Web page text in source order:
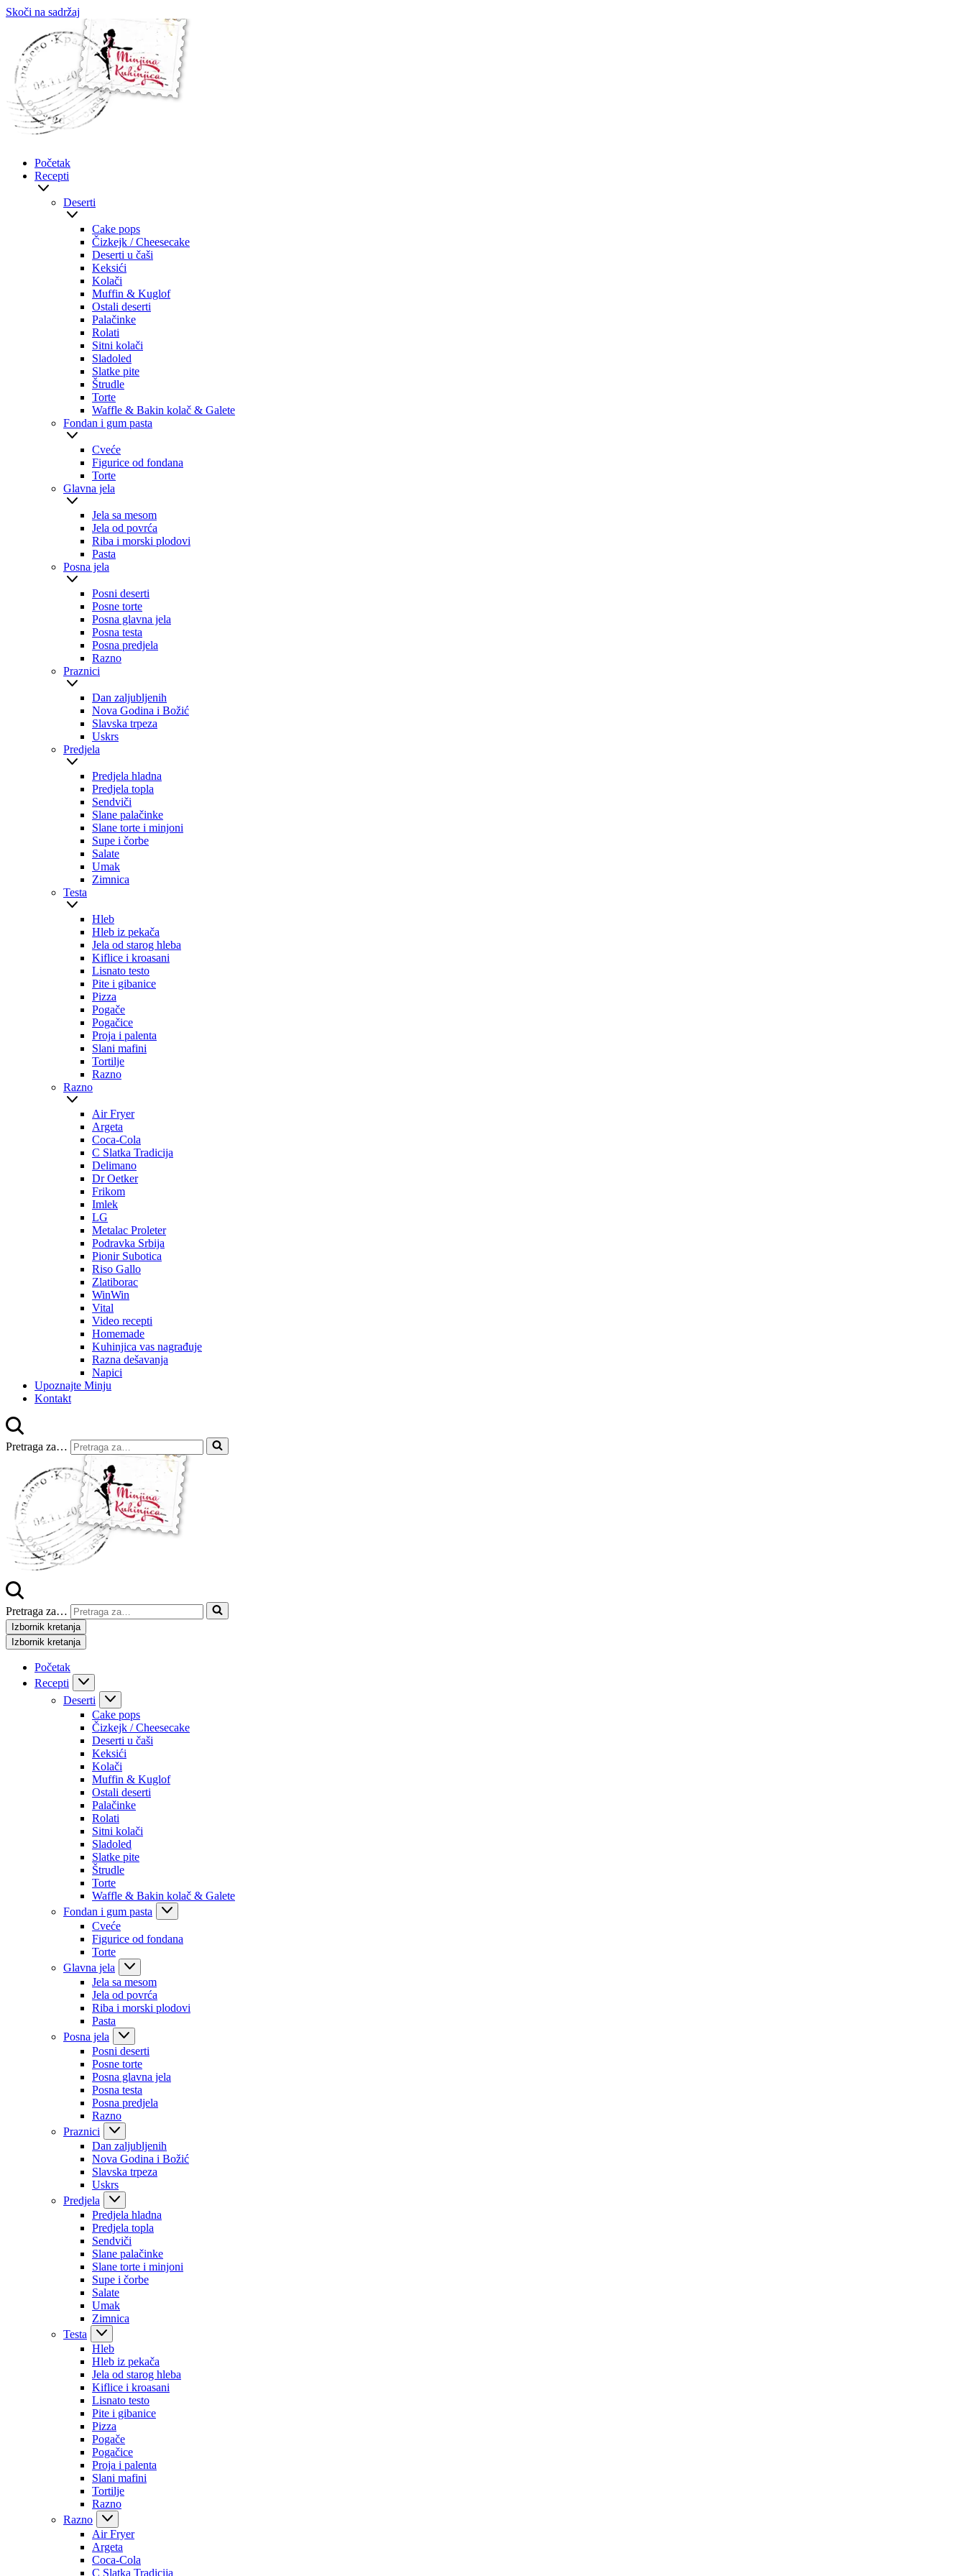
Skoči na sadržaj
Početak
Recepti
Deserti
Cake pops
Čizkejk / Cheesecake
Deserti u čaši
Keksići
Kolači
Muffin & Kuglof
Ostali deserti
Palačinke
Rolati
Sitni kolači
Sladoled
Slatke pite
Štrudle
Torte
Waffle & Bakin kolač & Galete
Fondan i gum pasta
Cveće
Figurice od fondana
Torte
Glavna jela
Jela sa mesom
Jela od povrća
Riba i morski plodovi
Pasta
Posna jela
Posni deserti
Posne torte
Posna glavna jela
Posna testa
Posna predjela
Razno
Praznici
Dan zaljubljenih
Nova Godina i Božić
Slavska trpeza
Uskrs
Predjela
Predjela hladna
Predjela topla
Sendviči
Slane palačinke
Slane torte i minjoni
Supe i čorbe
Salate
Umak
Zimnica
Testa
Hleb
Hleb iz pekača
Jela od starog hleba
Kiflice i kroasani
Lisnato testo
Pite i gibanice
Pizza
Pogače
Pogačice
Proja i palenta
Slani mafini
Tortilje
Razno
Razno
Air Fryer
Argeta
Coca-Cola
C Slatka Tradicija
Delimano
Dr Oetker
Frikom
Imlek
LG
Metalac Proleter
Podravka Srbija
Pionir Subotica
Riso Gallo
Zlatiborac
WinWin
Vital
Video recepti
Homemade
Kuhinjica vas nagrađuje
Razna dešavanja
Napici
Upoznajte Minju
Kontakt
Pretraga za…
Pretraga za…
Izbornik kretanja
Izbornik kretanja
Početak
Recepti
Deserti
Cake pops
Čizkejk / Cheesecake
Deserti u čaši
Keksići
Kolači
Muffin & Kuglof
Ostali deserti
Palačinke
Rolati
Sitni kolači
Sladoled
Slatke pite
Štrudle
Torte
Waffle & Bakin kolač & Galete
Fondan i gum pasta
Cveće
Figurice od fondana
Torte
Glavna jela
Jela sa mesom
Jela od povrća
Riba i morski plodovi
Pasta
Posna jela
Posni deserti
Posne torte
Posna glavna jela
Posna testa
Posna predjela
Razno
Praznici
Dan zaljubljenih
Nova Godina i Božić
Slavska trpeza
Uskrs
Predjela
Predjela hladna
Predjela topla
Sendviči
Slane palačinke
Slane torte i minjoni
Supe i čorbe
Salate
Umak
Zimnica
Testa
Hleb
Hleb iz pekača
Jela od starog hleba
Kiflice i kroasani
Lisnato testo
Pite i gibanice
Pizza
Pogače
Pogačice
Proja i palenta
Slani mafini
Tortilje
Razno
Razno
Air Fryer
Argeta
Coca-Cola
C Slatka Tradicija